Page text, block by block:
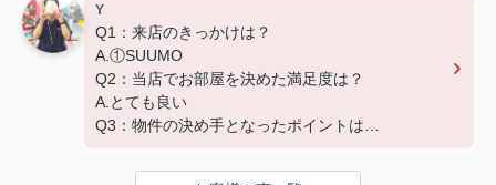
Y
Q1：来店のきっかけは？
A.①SUUMO
Q2：当店でお部屋を決めた満足度は？
A.とても良い
Q3：物件の決め手となったポイントは？